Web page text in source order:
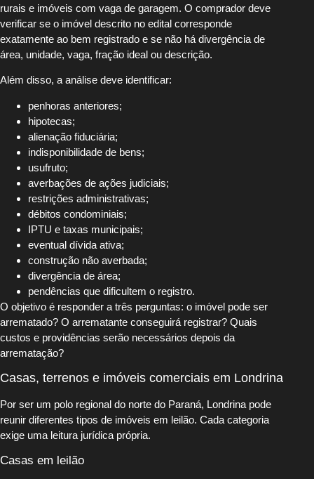
rurais e imóveis com vaga de garagem. O comprador deve
verificar se o imóvel descrito no edital corresponde
exatamente ao bem registrado e se não há divergência de
área, unidade, vaga, fração ideal ou descrição.
Além disso, a análise deve identificar:
penhoras anteriores;
hipotecas;
alienação fiduciária;
indisponibilidade de bens;
usufruto;
averbações de ações judiciais;
restrições administrativas;
débitos condominiais;
IPTU e taxas municipais;
eventual dívida ativa;
construção não averbada;
divergência de área;
pendências que dificultem o registro.
O objetivo é responder a três perguntas: o imóvel pode ser
arrematado? O arrematante conseguirá registrar? Quais
custos e providências serão necessários depois da
arrematação?
Casas, terrenos e imóveis comerciais em Londrina
Por ser um polo regional do norte do Paraná, Londrina pode
reunir diferentes tipos de imóveis em leilão. Cada categoria
exige uma leitura jurídica própria.
Casas em leilão